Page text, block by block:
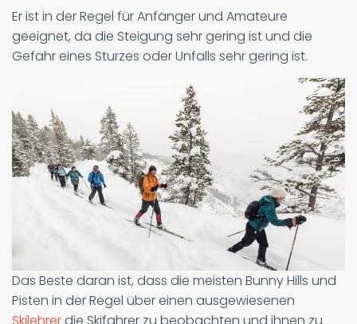
Er ist in der Regel für Anfänger und Amateure
geeignet, da die Steigung sehr gering ist und die
Gefahr eines Sturzes oder Unfalls sehr gering ist.
Das Beste daran ist, dass die meisten Bunny Hills und
Pisten in der Regel über einen ausgewiesenen